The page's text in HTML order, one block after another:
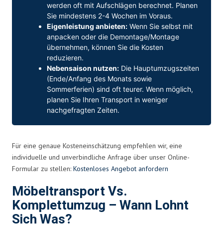
werden oft mit Aufschlägen berechnet. Planen
Sie mindestens 2-4 Wochen im Voraus.
Eigenleistung anbieten: Wenn Sie selbst mit
anpacken oder die Demontage/Montage
übernehmen, können Sie die Kosten
reduzieren.
Nebensaison nutzen: Die Hauptumzugszeiten
(Ende/Anfang des Monats sowie
Sommerferien) sind oft teurer. Wenn möglich,
planen Sie Ihren Transport in weniger
nachgefragten Zeiten.
Für eine genaue Kosteneinschätzung empfehlen wir, eine
individuelle und unverbindliche Anfrage über unser Online-
Formular zu stellen: Kostenloses Angebot anfordern
Möbeltransport Vs.
Komplettumzug – Wann Lohnt
Sich Was?